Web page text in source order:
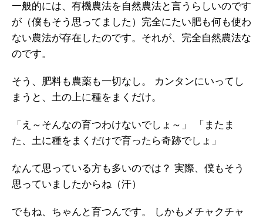
一般的には、有機農法を自然農法と言うらしいのです
が（僕もそう思ってました）完全にたい肥も何も使わ
ない農法が存在したのです。それが、完全自然農法な
のです。
そう、肥料も農薬も一切なし。
カンタンにいってし
まうと、土の上に種をまくだけ。
「え～そんなの育つわけないでしょ～」
「またま
た、土に種をまくだけで育ったら奇跡でしょ」
なんて思っている方も多いのでは？ 実際、僕もそう
思っていましたからね（汗）
でもね、ちゃんと育つんです。
しかもメチャクチャ